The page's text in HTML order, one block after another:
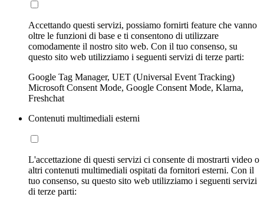
Accettando questi servizi, possiamo fornirti feature che vanno
oltre le funzioni di base e ti consentono di utilizzare
comodamente il nostro sito web. Con il tuo consenso, su
questo sito web utilizziamo i seguenti servizi di terze parti:
Google Tag Manager, UET (Universal Event Tracking)
Microsoft Consent Mode, Google Consent Mode, Klarna,
Freshchat
Contenuti multimediali esterni
L'accettazione di questi servizi ci consente di mostrarti video o
altri contenuti multimediali ospitati da fornitori esterni. Con il
tuo consenso, su questo sito web utilizziamo i seguenti servizi
di terze parti: